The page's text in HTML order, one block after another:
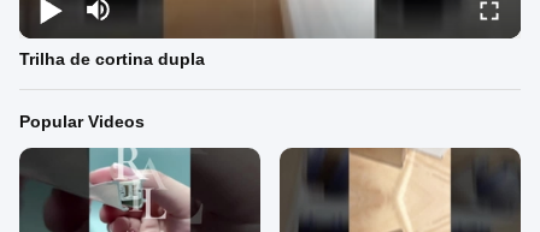
Trilha de cortina dupla
Popular Videos